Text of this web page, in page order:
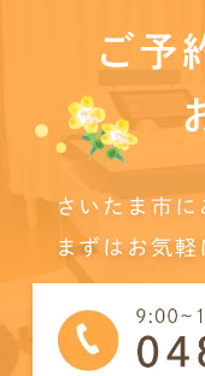
ご予
さいたま市に
まずはお気軽